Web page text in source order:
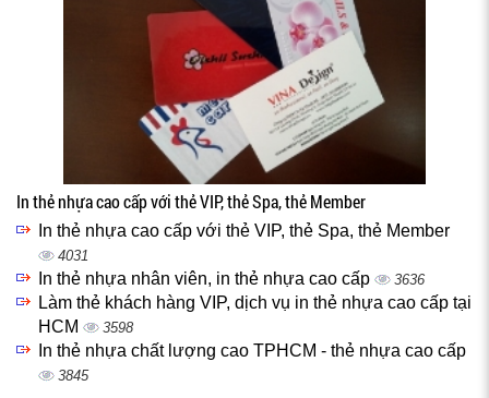
In thẻ nhựa cao cấp với thẻ VIP, thẻ Spa, thẻ Member
In thẻ nhựa cao cấp với thẻ VIP, thẻ Spa, thẻ Member
4031
In thẻ nhựa nhân viên, in thẻ nhựa cao cấp 3636
Làm thẻ khách hàng VIP, dịch vụ in thẻ nhựa cao cấp tại
HCM
3598
In thẻ nhựa chất lượng cao TPHCM - thẻ nhựa cao cấp
3845